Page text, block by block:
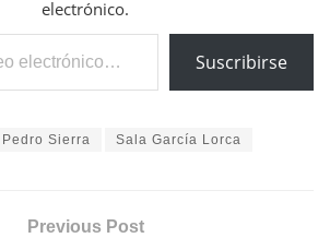
electrónico.
Suscribirse
Pedro Sierra Sala García Lorca
Previous Post